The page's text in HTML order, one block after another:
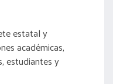
estatal y
académicas,
estudiantes y